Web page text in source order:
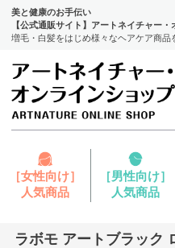
美と健康のお手伝い
【公式通販サイト】アートネイチャー
増毛・白髪をはじめ様々なヘアケア商品
［女性向け］
人気商品
［男性向け］
人気商品
ラボモ アートブラック